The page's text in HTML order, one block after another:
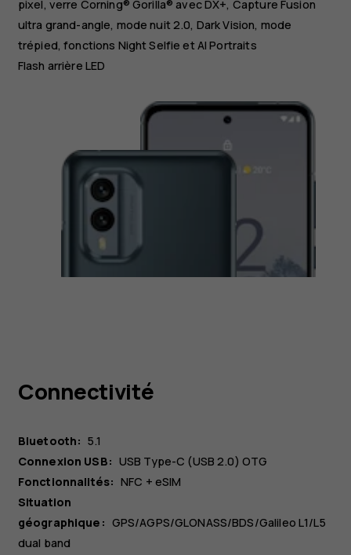
pixel, verre Corning® Gorilla® avec DX+, Capture Fusion
ultra grand-angle, mode nuit 2.0, Dark Vision, mode
trépied, fonctions Night Selfie et AI Portraits
Flash arrière LED
Connectivité
Bluetooth: 5.1
Connexion USB: USB Type-C (USB 2.0) OTG
Fonctionnalités: NFC + eSIM
Situation
géographique: GPS/AGPS/GLONASS/BDS/Galileo L1/L5
dual band